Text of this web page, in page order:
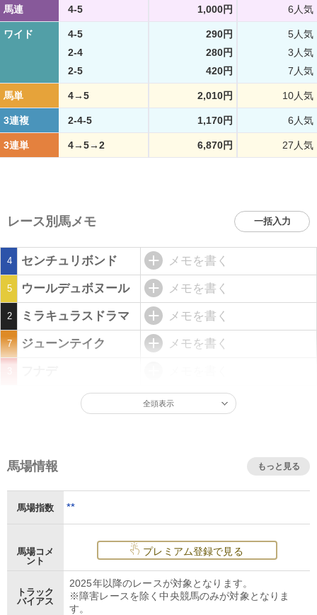
馬連 4-5 1,000円 6人気
ワイド 4-5 290円
5人気
2-4
280円
3人気
2-5
420円 7人気
馬単 4→5 2,010円 10人気
3連複 2-4-5 1,170円 6人気
3連単 4→5→2 6,870円 27人気
レース別馬メモ 一括入力
4 センチュリボンド メモを書く
5 ウールデュボヌール メモを書く
2 ミラキュラスドラマ メモを書く
7 ジューンテイク メモを書く
全頭表示
馬場情報 もっと見る
馬場指数 **
馬場コメ
ント
プレミアム登録で見る
トラック
バイアス
2025年以降のレースが対象となります。
※障害レースを除く中央競馬のみが対象となりま
す。